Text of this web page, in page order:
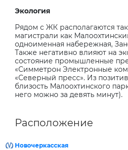
Экология
Рядом с ЖК располагаются
магистрали как
одноименная набережная,
Также негативно влияют на
состояние промышленные
«Симметрон Электронные
«Северный пресс». Из
близость Малоохтинского
него можно за девять минут).
Расположение
Новочеркасская